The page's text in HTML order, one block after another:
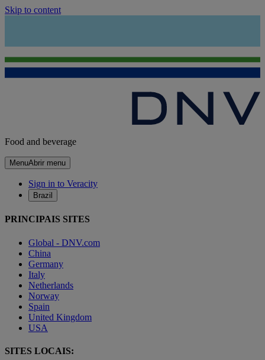
Skip to content
Food and beverage
MenuAbrir menu
Sign in to Veracity
Brazil
PRINCIPAIS SITES
Global - DNV.com
China
Germany
Italy
Netherlands
Norway
Spain
United Kingdom
USA
SITES LOCAIS: